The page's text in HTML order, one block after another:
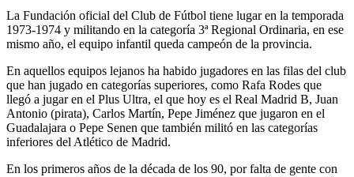
La Fundación oficial del Club de Fútbol tiene lugar en la temporada
1973-1974 y militando en la categoría 3ª Regional Ordinaria, en ese
mismo año, el equipo infantil queda campeón de la provincia.
En aquellos equipos lejanos ha habido jugadores en las filas del club
que han jugado en categorías superiores, como Rafa Rodes que
llegó a jugar en el Plus Ultra, el que hoy es el Real Madrid B, Juan
Antonio (pirata), Carlos Martín, Pepe Jiménez que jugaron en el
Guadalajara o Pepe Senen que también militó en las categorías
inferiores del Atlético de Madrid.
En los primeros años de la década de los 90, por falta de gente con